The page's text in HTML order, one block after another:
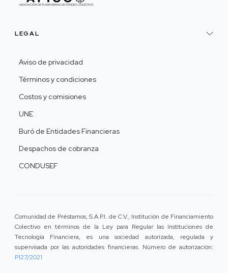
LEGAL
Aviso de privacidad
Términos y condiciones
Costos y comisiones
UNE
Buró de Entidades Financieras
Despachos de cobranza
CONDUSEF
Comunidad de Préstamos, S.A.P.I. de C.V., Institución de Financiamiento
Colectivo en términos de la Ley para Regular las Instituciones de
Tecnología Financiera, es una sociedad autorizada, regulada y
supervisada por las autoridades financieras. Número de autorización:
P127/2021